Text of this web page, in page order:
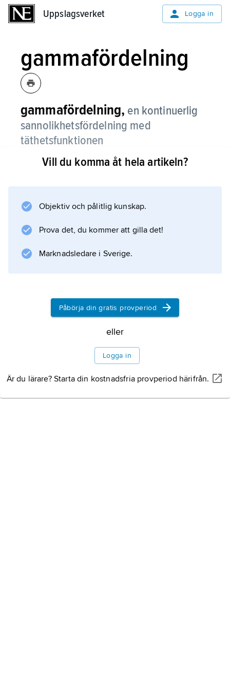
Uppslagsverket Logga in
gammafördelning
gammafördelning, en kontinuerlig
sannolikhetsfördelning med
täthetsfunktionen
)=(Γ(p)) −1x e x,x >0, därp>0 och
Exponential-
och
chitvå-fördelningarna
erhålls som specialfall. Fördelningen har enkla
Information om artikeln
Vill du komma åt hela artikeln?
Objektiv och pålitlig kunskap.
Prova det, du kommer att gilla det!
Marknadsledare i Sverige.
Påbörja din gratis provperiod
eller
Logga in
Är du lärare? Starta din kostnadsfria provperiod härifrån.